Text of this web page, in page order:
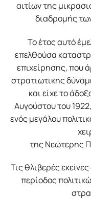
αιτίων της
διαδροµής
Το έτος αυτό
επελθούσα
επιχείρησης, που
στρατιωτικής
και είχε το
Αυγούστου του
ενός µεγάλου
της Νεώτερης
Τις θλιβερές
περίοδος